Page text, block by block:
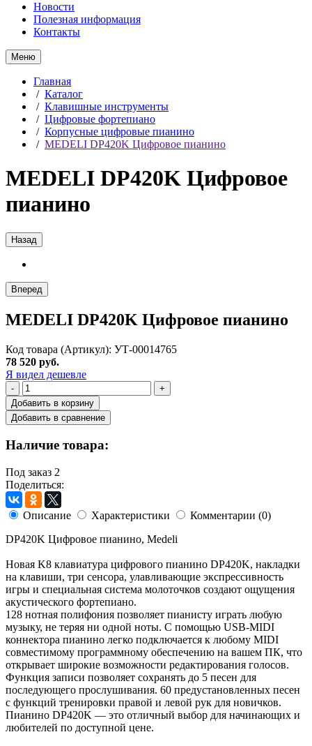
Новости
Полезная информация
Контакты
Меню
Главная
/ Каталог
/ Клавишные инструменты
/ Цифровые фортепиано
/ Корпусные цифровые пианино
/ MEDELI DP420K Цифровое пианино
MEDELI DP420K Цифровое
пианино
Назад
Вперед
MEDELI DP420K Цифровое пианино
Код товара (Артикул): УТ-00014765
78 520 руб.
Я видел дешевле
-
+
Добавить в корзину
Добавить в сравнение
Наличие товара:
Под заказ 2
Поделиться:
Описание Характеристики
Комментарии (0)
DP420K Цифровое пианино, Medeli
Новая K8 клавиатура цифрового пианино DP420K, накладки
на клавиши, три сенсора, улавливающие экспрессивность
игры и специальная система молоточков создают ощущения
акустического фортепиано.
128 нотная полифония позволяет пианисту играть любую
музыку, не теряя ни одной ноты. С помощью USB-MIDI
коннектора пианино легко подключается к любому MIDI
совместимому программному обеспечению на вашем ПК, что
открывает широкие возможности редактирования голосов.
Функция записи позволяет сохранять до 5 песен для
последующего прослушивания. 60 предустановленных песен
с функций тренировки правой и левой рук для новичков.
Пианино DP420K — это отличный выбор для начинающих и
любителей по доступной цене.